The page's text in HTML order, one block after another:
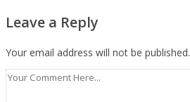
Leave a Reply
Your email address will not be published.